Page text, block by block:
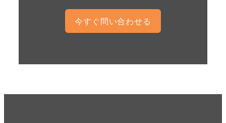
今すぐ問い合わせる